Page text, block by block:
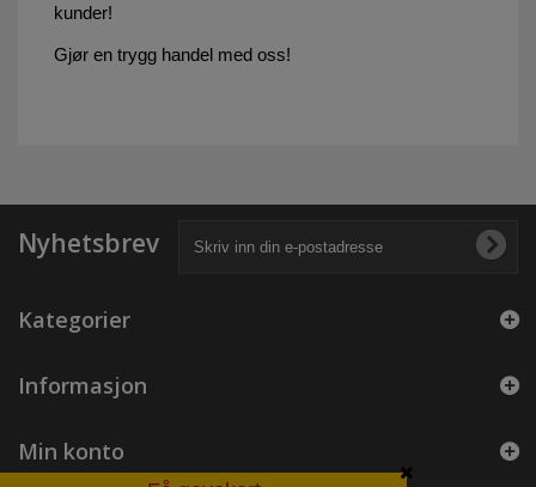
kunder!
Gjør en trygg handel med oss!
Nyhetsbrev
Kategorier
Informasjon
Min konto